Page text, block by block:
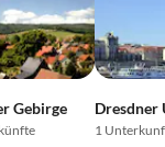
Gebirge Dresdner
1